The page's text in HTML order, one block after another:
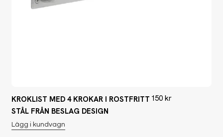
KROKLIST MED 4 KROKAR I ROSTFRITT
STÅL FRÅN BESLAG DESIGN
Lägg i kundvagn
150 kr